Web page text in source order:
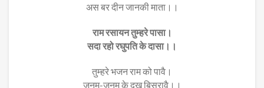
अस बर दीन जानकी माता।।
राम रसायन तुम्हरे पासा।
सदा रहो रघुपति के दासा।।
तुम्हरे भजन राम को पावै।
जनम-जनम के दुख बिसरावै।।